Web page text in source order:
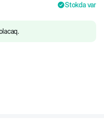
Stokda var